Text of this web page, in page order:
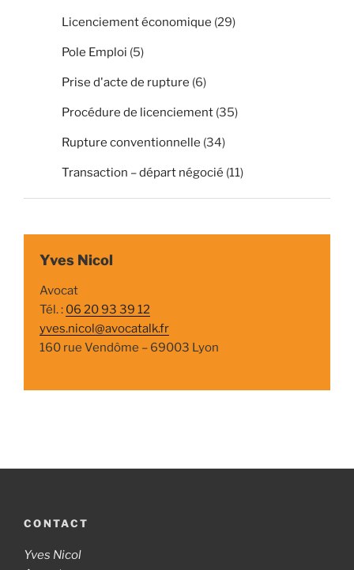
Licenciement économique (29)
Pole Emploi (5)
Prise d'acte de rupture (6)
Procédure de licenciement (35)
Rupture conventionnelle (34)
Transaction – départ négocié (11)
Yves Nicol
Avocat
Tél. : 06 20 93 39 12
yves.nicol@avocatalk.fr
160 rue Vendôme – 69003 Lyon
CONTACT
Yves Nicol